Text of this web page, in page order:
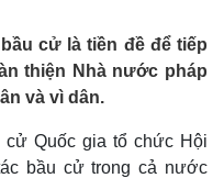
Tin 24h
Dự báo thời tiết
dục
ấn VOV
đảo
cử là tiền đề để tiếp
thiện Nhà nước pháp
và vì dân.
cử Quốc gia tổ chức Hội
bầu cử trong cả nước